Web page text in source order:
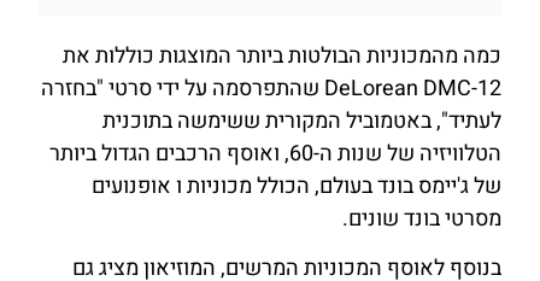
כמה מהמכוניות הבולטות ביותר המוצגות כוללות את
DeLorean DMC-12 שהתפרסמה על ידי סרטי "בחזרה
לעתיד", באטמוביל המקורית ששימשה בתוכנית
הטלוויזיה של שנות ה-60, ואוסף הרכבים הגדול ביותר
של ג'יימס בונד בעולם, הכולל מכוניות ו אופנועים
מסרטי בונד שונים.
בנוסף לאוסף המכוניות המרשים, המוזיאון מציג גם